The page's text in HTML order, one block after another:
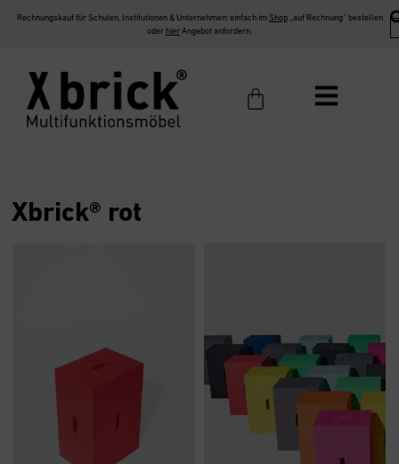
Rechnungskauf für Schulen, Institutionen & Unternehmen: einfach im Shop„auf Rechnung“ bestellen
oder hier Angebot anfordern.
Xbrick® rot